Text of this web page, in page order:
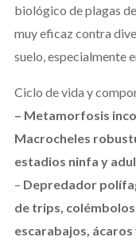
biológico de plagas
muy eficaz contra
suelo, especialmente
Ciclo de vida y
– Metamorfosis
Macrocheles
estadios ninfa y
– Depredador
de trips,
escarabajos,